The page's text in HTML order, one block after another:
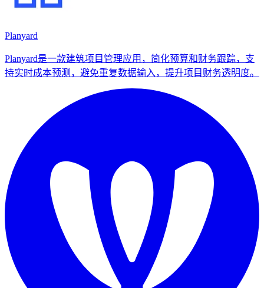
Planyard
Planyard是一款建筑项目管理应用，简化预算和财务跟踪，支
持实时成本预测，避免重复数据输入，提升项目财务透明度。